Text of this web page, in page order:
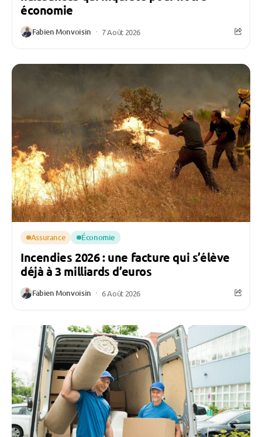
économie
Fabien Monvoisin 7 Août 2026
Assurance Économie
Incendies 2026 : une facture qui s’élève
déjà à 3 milliards d’euros
Fabien Monvoisin 6 Août 2026